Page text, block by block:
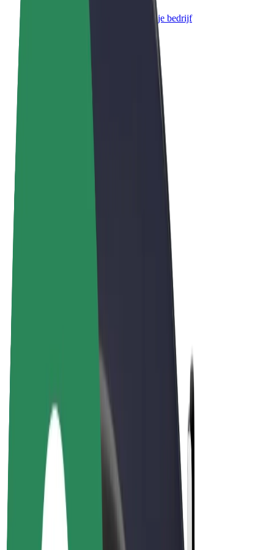
Bolt-producten en -services voor je bedrijf
Chauffeurs
Verdiensten voor chauffeurs
Bezorgers
Verdiensten voor bezorgers
Bolt Food-handelaren
Fleet Owner
Franchises
Bedrijf